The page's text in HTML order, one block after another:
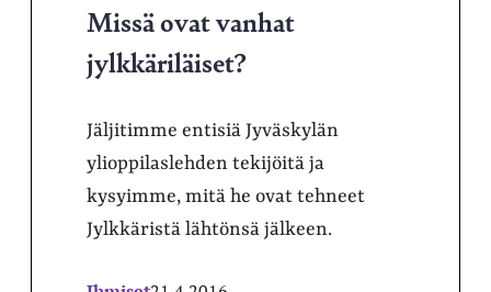
Missä ovat vanhat
jylkkäriläiset?
Jäljitimme entisiä Jyväskylän
ylioppilaslehden tekijöitä ja
kysyimme, mitä he ovat tehneet
Jylkkäristä lähtönsä jälkeen.